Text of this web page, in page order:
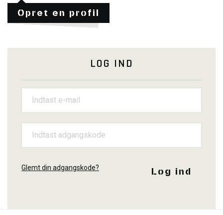
Opret en profil
LOG IND
Glemt din adgangskode? Log ind